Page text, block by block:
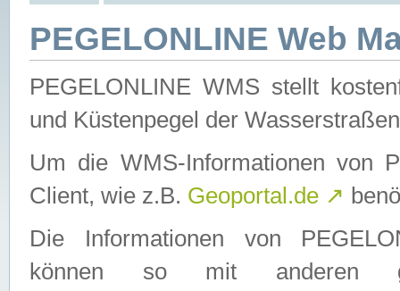
PEGELONLINE Web
PEGELONLINE WMS stellt
und Küstenpegel der
Um die WMS-Informationen von
Client, wie z.B. Geoportal.de ↗
Die Informationen von
können so mit anderen